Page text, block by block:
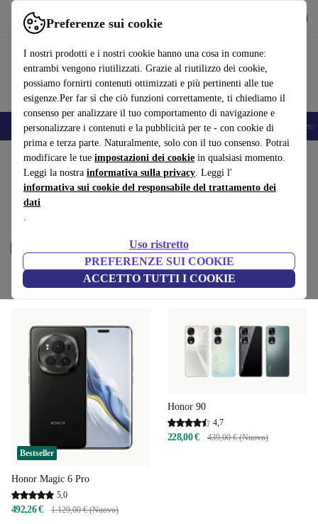
Preferenze sui cookie
I nostri prodotti e i nostri cookie hanno una cosa in comune:
entrambi vengono riutilizzati. Grazie al riutilizzo dei cookie,
possiamo fornirti contenuti ottimizzati e più pertinenti alle tue
esigenze.Per far sì che ciò funzioni correttamente, ti chiediamo il
consenso per analizzare il tuo comportamento di navigazione e
personalizzare i contenuti e la pubblicità per te - con cookie di
prima e terza parte. Naturalmente, solo con il tuo consenso. Potrai
modificare le tue impostazioni dei cookie in qualsiasi momento.
Leggi la nostra informativa sulla privacy. Leggi l'
informativa sui cookie del responsabile del trattamento dei
dati
.
Uso ristretto
PREFERENZE SUI COOKIE
ACCETTO TUTTI I COOKIE
Usa refurbed in modo rapido e semplice
🎒 Back to school Smartphone Portatili Tablet Smartwatch
Home Prodotti Cellulari & Smartphone
Cellulari Honor:
Cellulari Honor di alta qualità al miglior prezzo. Elettronica
ricondizionata con min. 12 mesi di garanzia.
Filtra
Ordina
Bestseller
Honor Magic 6 Pro
5,0
492,26 € 1.129,00 € (Nuovo)
Honor 90
4,7
228,00 € 439,00 € (Nuovo)